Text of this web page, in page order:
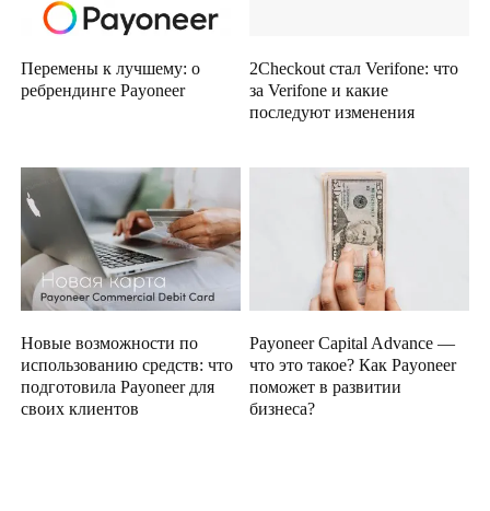
Перемены к лучшему: о
ребрендинге Payoneer
2Checkout стал Verifone: что
за Verifone и какие
последуют изменения
Новые возможности по
использованию средств: что
подготовила Payoneer для
своих клиентов
Payoneer Capital Advance —
что это такое? Как Payoneer
поможет в развитии
бизнеса?